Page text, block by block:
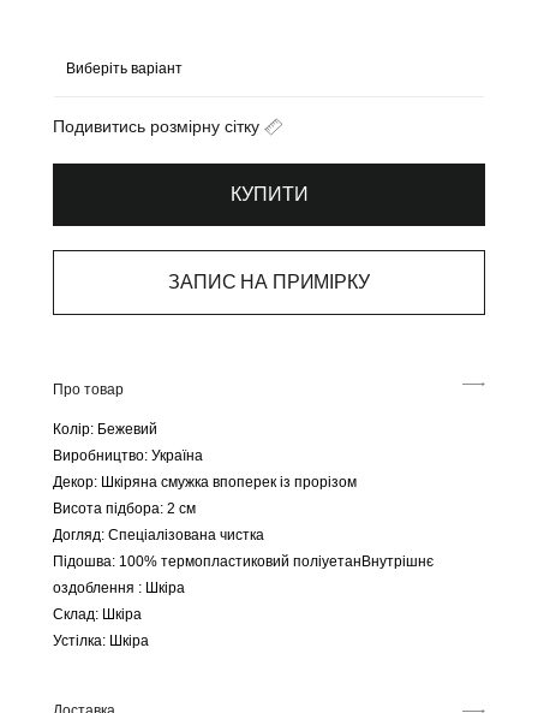
Подивитись розмірну сітку
КУПИТИ
ЗАПИС НА ПРИМІРКУ
Про товар
Колір: Бежевий
Виробництво: Україна
Декор: Шкіряна смужка впоперек із прорізом
Висота підбора: 2 см
Догляд: Спеціалізована чистка
Підошва: 100% термопластиковий поліуетанВнутрішнє
оздоблення : Шкіра
Склад: Шкіра
Устілка: Шкіра